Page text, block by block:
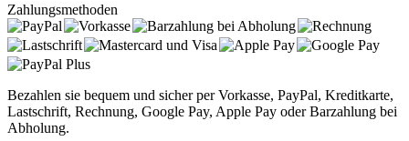
Zahlungsmethoden
Bezahlen sie bequem und sicher per Vorkasse, PayPal, Kreditkarte,
Lastschrift, Rechnung, Google Pay, Apple Pay oder Barzahlung bei
Abholung.